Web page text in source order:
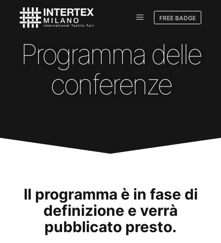
FREE BADGE
Programma delle
conferenze
Il programma è in fase di
definizione e verrà
pubblicato presto.